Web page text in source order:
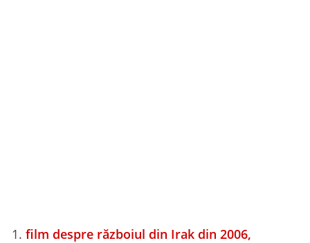
film despre războiul din Irak din 2006,